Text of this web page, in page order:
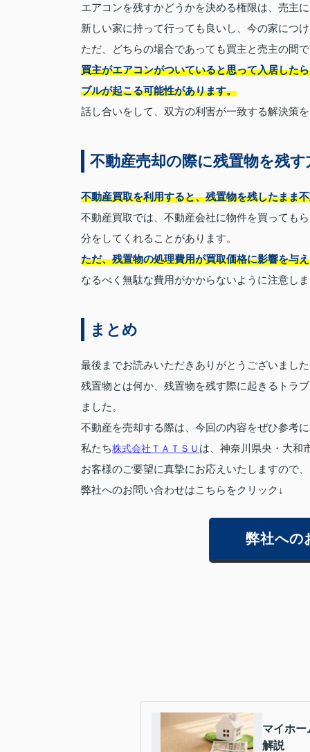
エアコンを残すかどうかを決める権限は、売主
新しい家に持って行っても良いし、今の家につ
ただ、どちらの場合であっても買主と売主の間
買主がエアコンがついていると思って入居した
ブルが起こる可能性があります。
話し合いをして、双方の利害が一致する解決策
不動産売却の際に残置物を残
不動産買取を利用すると、残置物を残したまま
不動産買取では、不動産会社に物件を買っても
分をしてくれることがあります。
ただ、残置物の処理費用が買取価格に影響を与
なるべく無駄な費用がかからないように注意し
まとめ
最後までお読みいただきありがとうございまし
残置物とは何か、残置物を残す際に起きるトラ
ました。
不動産を売却する際は、今回の内容をぜひ参考
私たち株式会社ＴＡＴＳＵ は、神奈川県央・大和
お客様のご要望に真摯にお応えいたしますので
弊社へのお問い合わせはこちらをクリック↓
弊社への
マイホー
解説